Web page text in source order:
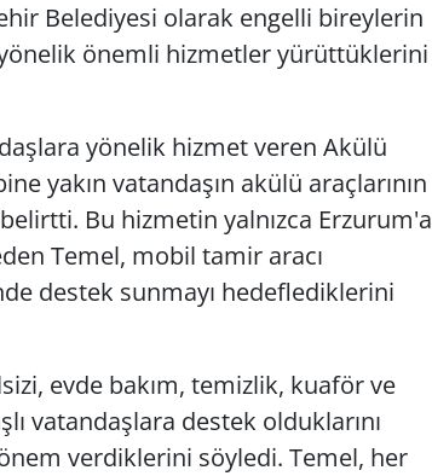
Belediyesi olarak engelli bireylerin
önemli hizmetler yürüttüklerini
yönelik hizmet veren Akülü
yakın vatandaşın akülü araçlarının
belirtti. Bu hizmetin yalnızca Erzurum'a
Temel, mobil tamir aracı
destek sunmayı hedeflediklerini
evde bakım, temizlik, kuaför ve
vatandaşlara destek olduklarını
verdiklerini söyledi. Temel, her